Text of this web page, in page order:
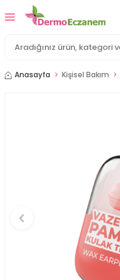
Anasayfa Kişisel Bakım